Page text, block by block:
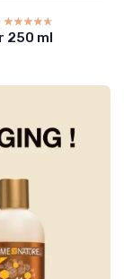
☆☆☆☆☆
★★★★★
250 ml